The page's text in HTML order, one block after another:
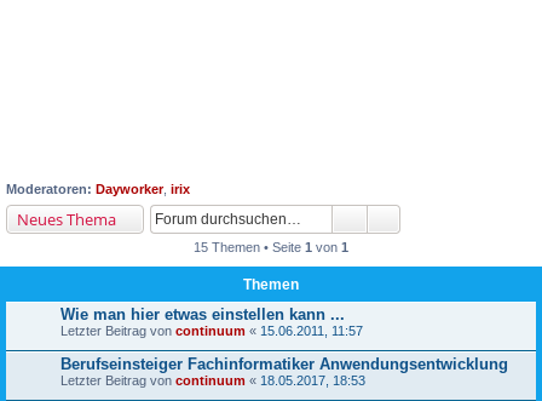
Moderatoren: Dayworker, irix
Neues Thema
15 Themen • Seite 1 von 1
Themen
Wie man hier etwas einstellen kann ...
Letzter Beitrag von continuum « 15.06.2011, 11:57
Berufseinsteiger Fachinformatiker Anwendungsentwicklung
Letzter Beitrag von continuum « 18.05.2017, 18:53